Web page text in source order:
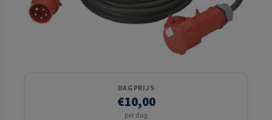
DAGPRIJS
€10,00
per dag